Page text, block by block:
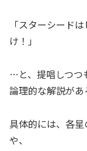
「スターシード
け！」
…と、提唱しつつ
論理的な解説があ
具体的には、各
や、